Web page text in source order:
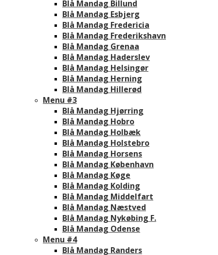
Blå Mandag Billund
Blå Mandag Esbjerg
Blå Mandag Fredericia
Blå Mandag Frederikshavn
Blå Mandag Grenaa
Blå Mandag Haderslev
Blå Mandag Helsingør
Blå Mandag Herning
Blå Mandag Hillerød
Menu #3
Blå Mandag Hjørring
Blå Mandag Hobro
Blå Mandag Holbæk
Blå Mandag Holstebro
Blå Mandag Horsens
Blå Mandag København
Blå Mandag Køge
Blå Mandag Kolding
Blå Mandag Middelfart
Blå Mandag Næstved
Blå Mandag Nykøbing F.
Blå Mandag Odense
Menu #4
Blå Mandag Randers